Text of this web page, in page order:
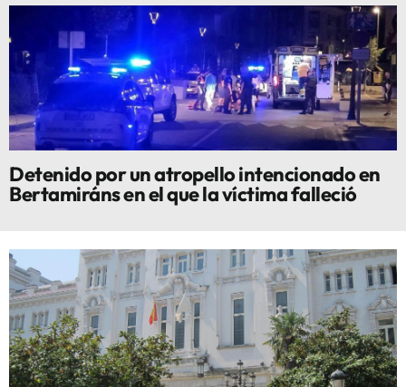
Detenido por un atropello intencionado en
Bertamiráns en el que la víctima falleció